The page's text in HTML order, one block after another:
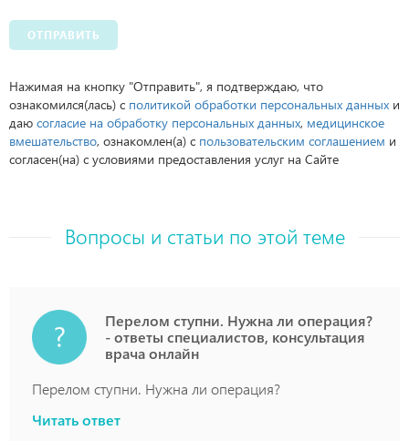
ОТПРАВИТЬ
Нажимая на кнопку "Отправить", я подтверждаю, что
ознакомился(лась) с политикой обработки персональных данных и
даю согласие на обработку персональных данных, медицинское
вмешательство, ознакомлен(а) с пользовательским соглашением и
согласен(на) с условиями предоставления услуг на Сайте
Вопросы и статьи по этой теме
Перелом ступни. Нужна ли операция?
- ответы специалистов, консультация
врача онлайн
Перелом ступни. Нужна ли операция?
Читать ответ